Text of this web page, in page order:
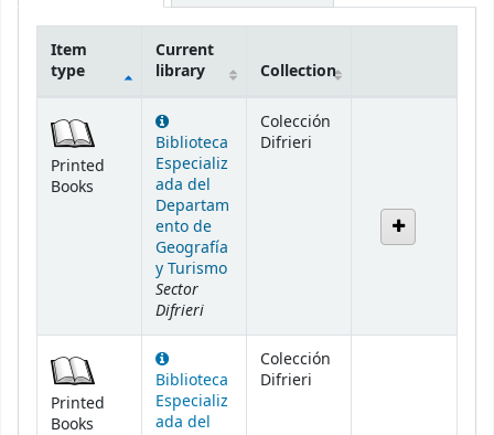
Item
type
Current
library
Collection
Printed
Books
Biblioteca
Especializ
ada del
Departam
ento de
Geografía
y Turismo
Sector
Difrieri
Colección
Difrieri
Printed
Books
Biblioteca
Especializ
ada del
Colección
Difrieri